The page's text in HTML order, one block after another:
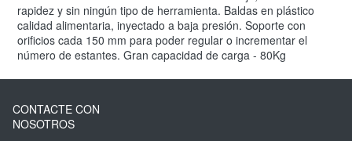
rapidez y sin ningún tipo de herramienta. Baldas en plástico
calidad alimentaria, inyectado a baja presión. Soporte con
orificios cada 150 mm para poder regular o incrementar el
número de estantes. Gran capacidad de carga - 80Kg
CONTACTE CON
NOSOTROS